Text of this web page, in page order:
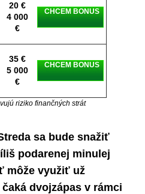
20 €
4 000
€
CHCEM BONUS
35 €
5 000
€
CHCEM BONUS
riziko finančných strát
sa bude snažiť
podarenej minulej
môže využiť už
dvojzápas v rámci